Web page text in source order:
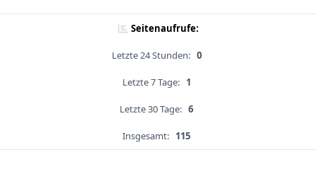
Seitenaufrufe:
Letzte 24 Stunden: 0
Letzte 7 Tage: 1
Letzte 30 Tage: 6
Insgesamt: 115